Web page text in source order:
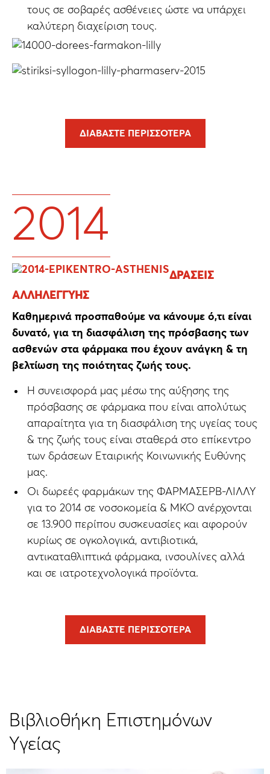
τους σε σοβαρές ασθένειες ώστε να υπάρχει
καλύτερη διαχείριση τους.
ΔΙΑΒΆΣΤΕ ΠΕΡΙΣΣΌΤΕΡΑ
2014
ΔΡΆΣΕΙΣ
ΑΛΛΗΛΕΓΓΎΗΣ
Καθημερινά προσπαθούμε να κάνουμε ό,τι είναι
δυνατό, για τη διασφάλιση της πρόσβασης των
ασθενών στα φάρμακα που έχουν ανάγκη & τη
βελτίωση της ποιότητας ζωής τους.
Η συνεισφορά μας μέσω της αύξησης της
πρόσβασης σε φάρμακα που είναι απολύτως
απαραίτητα για τη διασφάλιση της υγείας τους
& της ζωής τους είναι σταθερά στο επίκεντρο
των δράσεων Εταιρικής Κοινωνικής Ευθύνης
μας.
Οι δωρεές φαρμάκων της ΦΑΡΜΑΣΕΡΒ-ΛΙΛΛΥ
για το 2014 σε νοσοκομεία & ΜΚΟ ανέρχονται
σε 13.900 περίπου συσκευασίες και αφορούν
κυρίως σε ογκολογικά, αντιβιοτικά,
αντικαταθλιπτικά φάρμακα, ινσουλίνες αλλά
και σε ιατροτεχνολογικά προϊόντα.
ΔΙΑΒΆΣΤΕ ΠΕΡΙΣΣΌΤΕΡΑ
Βιβλιοθήκη Επιστημόνων
Υγείας